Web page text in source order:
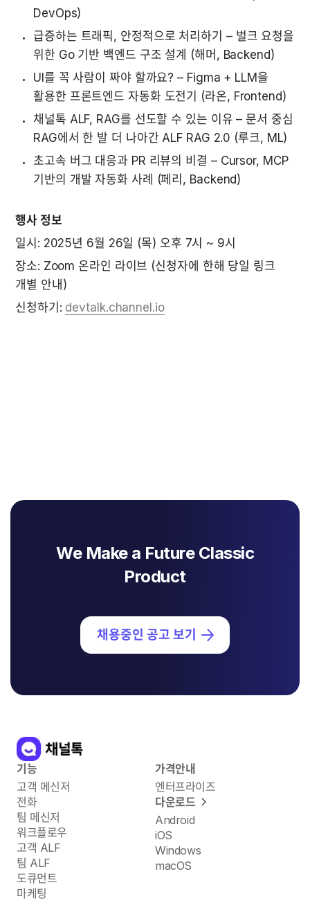
DevOps)
급증하는 트래픽, 안정적으로 처리하기 – 벌크 요청을
위한 Go 기반 백엔드 구조 설계 (해머, Backend)
UI를 꼭 사람이 짜야 할까요? – Figma + LLM을
활용한 프론트엔드 자동화 도전기 (라온, Frontend)
채널톡 ALF, RAG를 선도할 수 있는 이유 – 문서 중심
RAG에서 한 발 더 나아간 ALF RAG 2.0 (루크, ML)
초고속 버그 대응과 PR 리뷰의 비결 – Cursor, MCP
기반의 개발 자동화 사례 (페리, Backend)
행사 정보
일시: 2025년 6월 26일 (목) 오후 7시 ~ 9시
장소: Zoom 온라인 라이브 (신청자에 한해 당일 링크
개별 안내)
신청하기: devtalk.channel.io
We Make a Future Classic
Product
채용중인 공고 보기
기능
고객 메신저
전화
팀 메신저
워크플로우
고객 ALF
팀 ALF
도큐먼트
마케팅
가격안내
엔터프라이즈
다운로드
Android
iOS
Windows
macOS